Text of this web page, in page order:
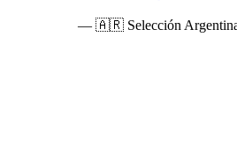
— 🇦🇷 Selección Argentina